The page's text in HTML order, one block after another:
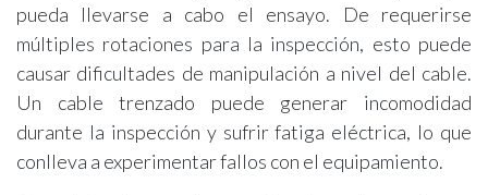
pueda llevarse a cabo el ensayo. De requerirse
múltiples rotaciones para la inspección, esto puede
causar dificultades de manipulación a nivel del cable.
Un cable trenzado puede generar incomodidad
durante la inspección y sufrir fatiga eléctrica, lo que
conlleva a experimentar fallos con el equipamiento.